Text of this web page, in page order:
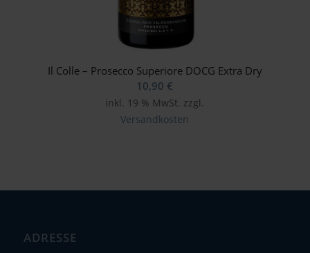
Il Colle – Prosecco Superiore DOCG Extra Dry
10,90 €
inkl. 19 % MwSt. zzgl.
Versandkosten
ADRESSE